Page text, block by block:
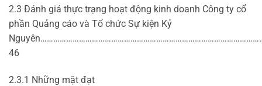
2.3 Đánh giá thực trạng hoạt động kinh doanh Công ty cổ
phần Quảng cáo và Tổ chức Sự kiện Kỷ
46
2.3.1 Những mặt đạt